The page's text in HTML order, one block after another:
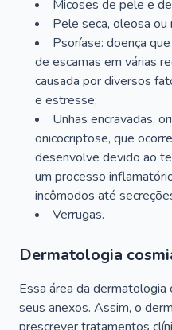
Micoses de pele e
Pele seca, oleosa ou
Psoríase: doença
de escamas em várias
causada por diversos
e estresse;
Unhas encravadas,
onicocriptose, que
desenvolve devido ao
um processo
incômodos até
Verrugas.
Dermatologia
Essa área da dermatologia
seus anexos. Assim, o